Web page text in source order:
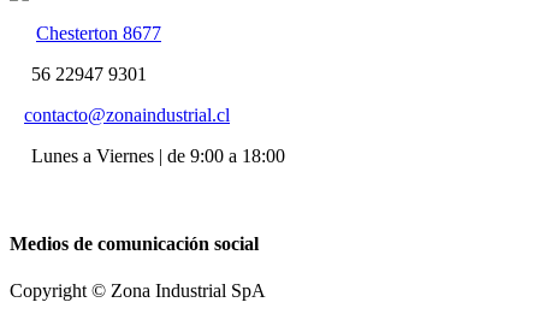
Chesterton 8677
56 22947 9301
contacto@zonaindustrial.cl
Lunes a Viernes | de 9:00 a 18:00
Medios de comunicación social
Copyright © Zona Industrial SpA